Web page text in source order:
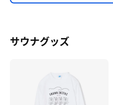
サウナグッズ